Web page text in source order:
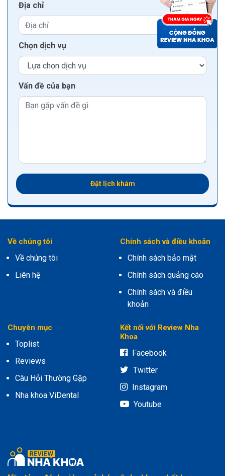
Địa chỉ
Chọn dịch vụ
Vấn đề của bạn
Đặt lịch khám
Về chúng tôi
Về chúng tôi
Liên hệ
Chính sách và điều khoản
Chính sách bảo mật
Chính sách quảng cáo
Chính sách và điều
khoản
Chuyên mục
Toplist
Reviews
Câu Hỏi Thường Gặp
Nha khoa ViDental
Kết nối với Review Nha
Khoa
Facebook
Twitter
Instagram
Youtube